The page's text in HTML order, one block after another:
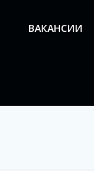
ВАКАНСИИ